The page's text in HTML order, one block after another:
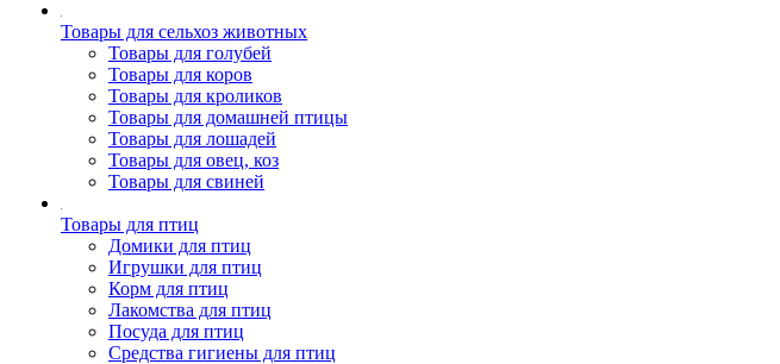
Товары для сельхоз животных
Товары для голубей
Товары для коров
Товары для кроликов
Товары для домашней птицы
Товары для лошадей
Товары для овец, коз
Товары для свиней
Товары для птиц
Домики для птиц
Игрушки для птиц
Корм для птиц
Лакомства для птиц
Посуда для птиц
Средства гигиены для птиц